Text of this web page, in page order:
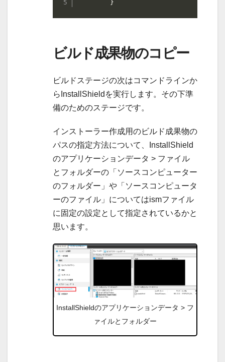
        }
ビルド成果物のコピー
ビルドステージの次はコマンドラインか
らInstallShieldを実行します。その下準
備のためのステージです。
インストーラー作成用のビルド成果物の
パスの指定方法について、InstallShield
のアプリケーションデータ > ファイル
とフォルダーの「ソースコンピューター
のフォルダー」や「ソースコンピュータ
ーのファイル」についてはismファイル
に固定の設定として指定されているかと
思います。
InstallShieldのアプリケーションデータ > フ
ァイルとフォルダー